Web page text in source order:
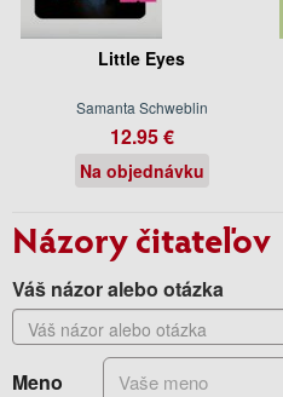
Little Eyes
Samanta Schweblin
12.95 €
Na objednávku
Názory čitateľov
Váš názor alebo otázka
Meno